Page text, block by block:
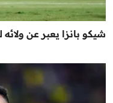
شيكو بانزا يعبر عن